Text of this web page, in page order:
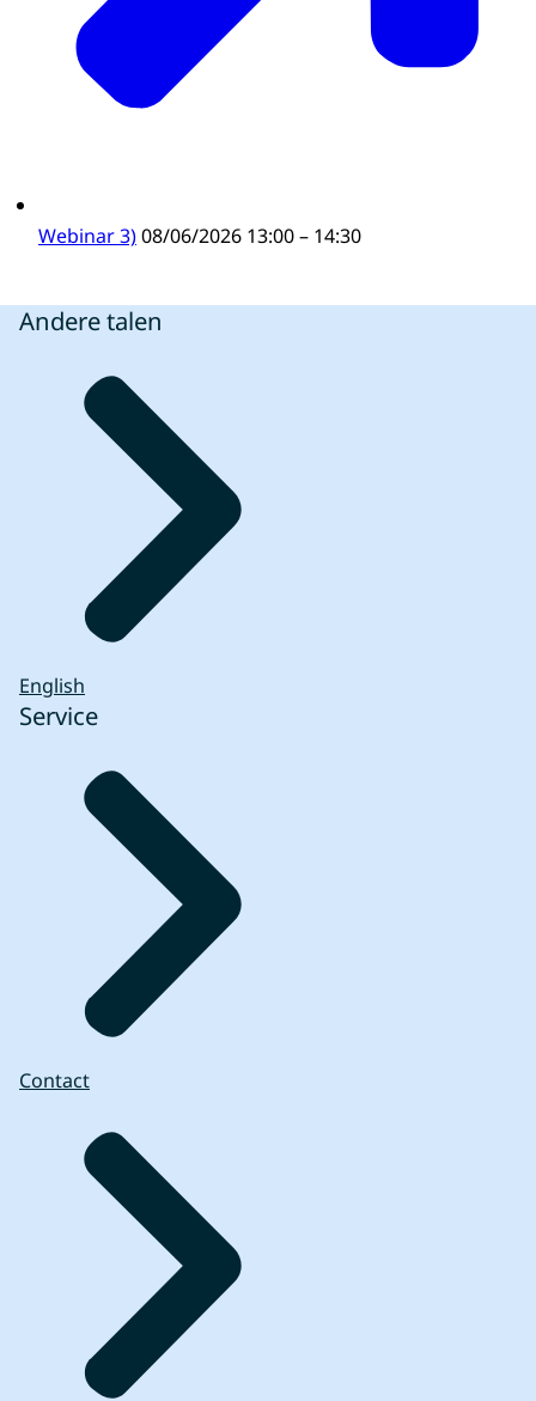
Webinar 3)08/06/2026 13:00 – 14:30
Andere talen
English
Service
Contact